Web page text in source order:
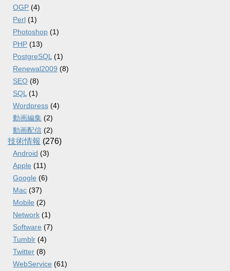
OGP (4)
Perl (1)
Photoshop (1)
PHP (13)
PostgreSQL (1)
Renewal2009 (8)
SEO (8)
SQL (1)
Wordpress (4)
動画編集 (2)
動画配信 (2)
技術情報 (276)
Android (3)
Apple (11)
Google (6)
Mac (37)
Mobile (2)
Network (1)
Software (7)
Tumblr (4)
Twitter (8)
WebService (61)